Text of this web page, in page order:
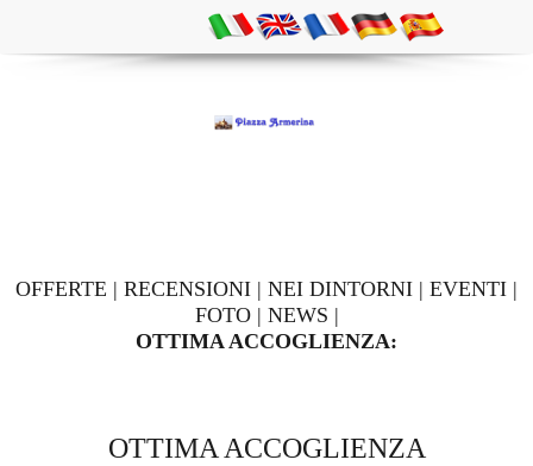
OFFERTE | RECENSIONI | NEI DINTORNI | EVENTI |
FOTO| NEWS |
OTTIMA ACCOGLIENZA:
OTTIMA ACCOGLIENZA